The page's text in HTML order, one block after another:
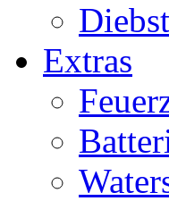
Extras